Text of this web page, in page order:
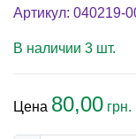
Артикул: 040219-
В наличии 3 шт.
Цена 80,00 грн.